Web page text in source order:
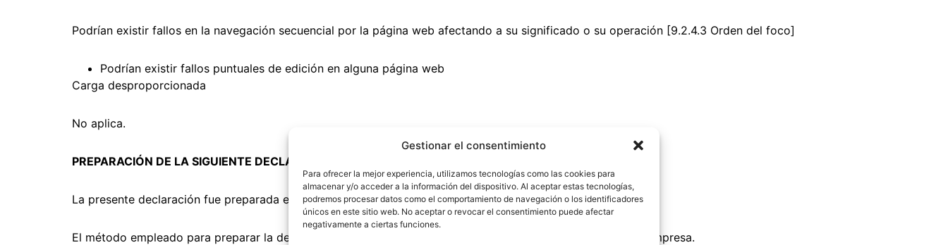
Gestionar el consentimiento
Para ofrecer la mejor experiencia, utilizamos tecnologías como las cookies para
almacenar y/o acceder a la información del dispositivo. Al aceptar estas tecnologías,
podremos procesar datos como el comportamiento de navegación o los identificadores
únicos en este sitio web. No aceptar o revocar el consentimiento puede afectar
negativamente a ciertas funciones.
Podrían existir fallos en la navegación secuencial por la página web afectando a su significado o su operación [9.2.4.3 Orden del foco]
Podrían existir fallos puntuales de edición en alguna página web
Carga desproporcionada
No aplica.
PREPARACIÓN DE LA SIGUIENTE DECLARACIÓN DE ACCESIBILIDAD
La presente declaración fue preparada el 6 de mayo de 2026.
El método empleado para preparar la declaración ha sido una autoevaluación llevada a cabo por la propia empresa.